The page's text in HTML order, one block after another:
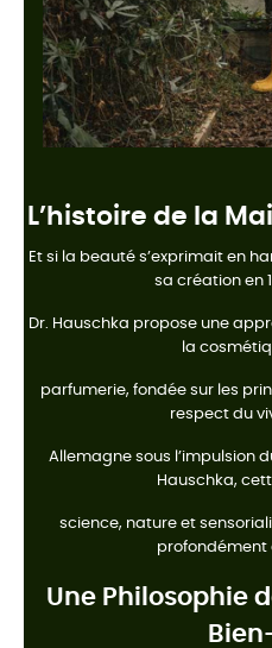
L’histoire de la
Et si la beauté s’exprimait en
sa création en
Dr. Hauschka propose une
la
parfumerie, fondée sur les
respect du
Allemagne sous l’impulsion
Hauschka,
science, nature et
profondément
Une Philosophie